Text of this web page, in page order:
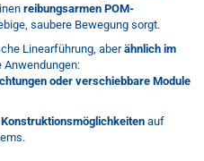
reibungsarmen POM-
saubere Bewegung sorgt.
Linearführung, aberähnlich im
oder verschiebbare Module
auf